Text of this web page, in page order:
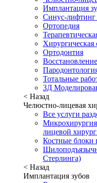
Имплантация
Синус-лифтинг
Ортопедия
Хирургическая
Ортодонтия
Восстановление
Тотальные
3Д
< Назад
Челюстно-лицевая
Все услуги
лицевой
Костные блоки
Стерлинга)
< Назад
Имплантация зубов